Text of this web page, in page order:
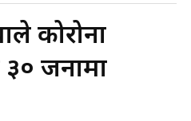
कोरोना
३० जनामा